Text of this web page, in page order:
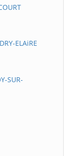
ELAiRE
SUR-